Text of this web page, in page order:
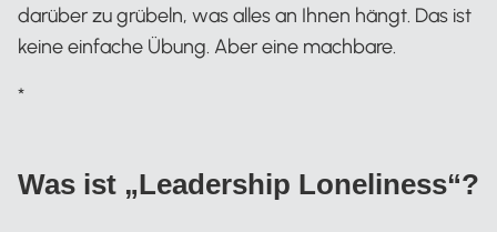
darüber zu grübeln, was alles an Ihnen hängt. Das ist
keine einfache Übung. Aber eine machbare.
*
Was ist „Leadership Loneliness“?